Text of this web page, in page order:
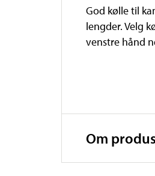
God kølle til
lengder. Velg
venstre hånd
Om